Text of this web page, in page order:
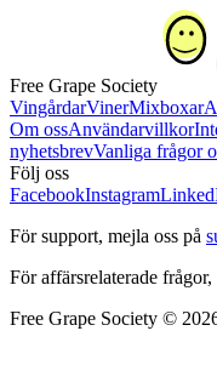
Free Grape Society
VingårdarVinerMixboxar
Om ossAnvändarvillkor
nyhetsbrevVanliga frågor
Följ oss
FacebookInstagram
För support, mejla oss på
För affärsrelaterade frågor,
Free Grape Society ©